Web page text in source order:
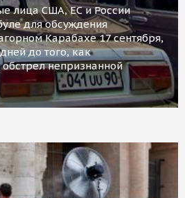
лица США, ЕС и России
для обсуждения
Карабахе 17 сентября,
до того, как
непризнанной